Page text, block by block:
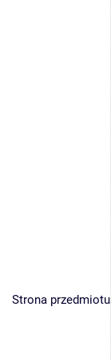
Strona przedmiotu